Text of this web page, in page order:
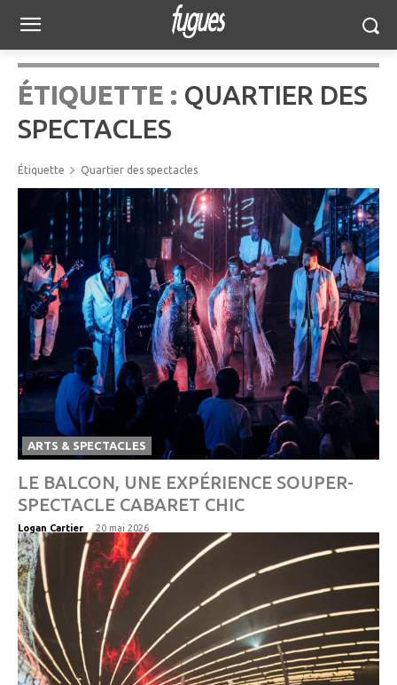
ÉTIQUETTE : QUARTIER DES
SPECTACLES
Étiquette Quartier des spectacles
ARTS & SPECTACLES
LE BALCON, UNE EXPÉRIENCE SOUPER-
SPECTACLE CABARET CHIC
Logan Cartier - 20 mai 2026